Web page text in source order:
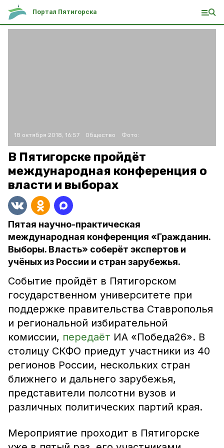
Портал Пятигорска
18 октября 2018, 16:57 Общество Фото:
В Пятигорске пройдёт
международная конференция о
власти и выборах
Пятая научно-практическая
международная конференция «Гражданин.
Выборы. Власть» соберёт экспертов и
учёных из России и стран зарубежья.
Событие пройдёт в Пятигорском
государственном университете при
поддержке правительства Ставрополья
и региональной избирательной
комиссии, передаёт ИА «Победа26». В
столицу СКФО приедут участники из 40
регионов России, нескольких стран
ближнего и дальнего зарубежья,
представители полсотни вузов и
различных политических партий края.
Мероприятие проходит в Пятигорске